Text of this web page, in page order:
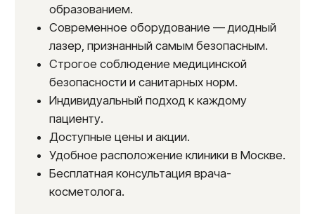
Показания
Противопоказания
Наличии нежелательных волос
Вросшие волосы
Раздражение и зуд после бритья
Инфекционный период
Беременность и период лактации